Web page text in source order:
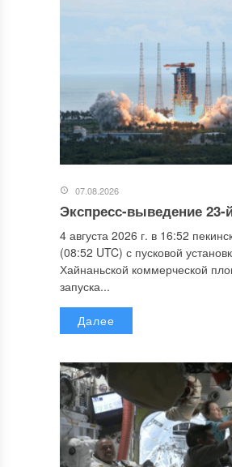
07.08.2026
Экспресс-выведение 23-
4 августа 2026 г. в 16:52
(08:52 UTC) с пусковой
Хайнаньской коммерческой
запуска...
Далее